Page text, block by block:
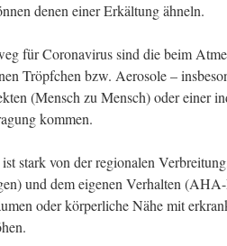
denen einer Erkältung ähneln.
für Coronavirus sind die beim
Tröpfchen bzw. Aerosole –
(Mensch zu Mensch) oder einer
kommen.
stark von der regionalen
und dem eigenen Verhalten
oder körperliche Nähe mit